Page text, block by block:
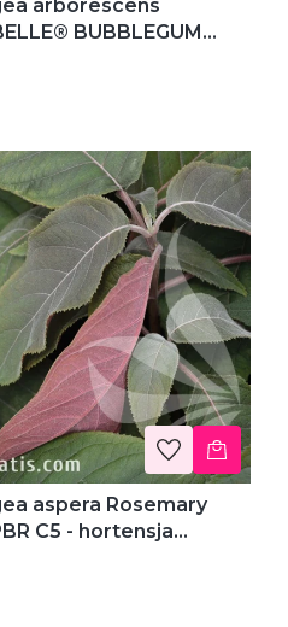
arborescens
BUBBLEGUM
PBR - hortensja
aspera Rosemary
C5 - hortensja